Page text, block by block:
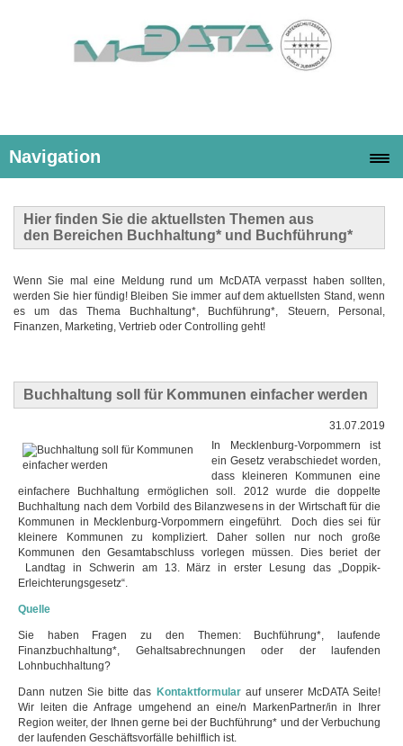
Navigation
Hier finden Sie die aktuellsten Themen aus
den Bereichen Buchhaltung* und Buchführung*
Wenn Sie mal eine Meldung rund um McDATA verpasst haben sollten,
werden Sie hier fündig! Bleiben Sie immer auf dem aktuellsten Stand, wenn
es um das Thema Buchhaltung*, Buchführung*, Steuern, Personal,
Finanzen, Marketing, Vertrieb oder Controlling geht!
Buchhaltung soll für Kommunen einfacher werden
31.07.2019
In Mecklenburg-Vorpommern ist
ein Gesetz verabschiedet worden,
dass kleineren Kommunen eine
einfachere Buchhaltung ermöglichen soll. 2012 wurde die doppelte
Buchhaltung nach dem Vorbild des Bilanzwesens in der Wirtschaft für die
Kommunen in Mecklenburg-Vorpommern eingeführt. Doch dies sei für
kleinere Kommunen zu kompliziert. Daher sollen nur noch große
Kommunen den Gesamtabschluss vorlegen müssen. Dies beriet der
Landtag in Schwerin am 13. März in erster Lesung das „Doppik-
Erleichterungsgesetz“.
Quelle
Sie haben Fragen zu den Themen: Buchführung*, laufende
Finanzbuchhaltung*, Gehaltsabrechnungen oder der laufenden
Lohnbuchhaltung?
Dann nutzen Sie bitte das Kontaktformularauf unserer McDATA Seite!
Wir leiten die Anfrage umgehend an eine/n MarkenPartner/in in Ihrer
Region weiter, der Ihnen gerne bei der Buchführung* und der Verbuchung
der laufenden Geschäftsvorfälle behilflich ist.